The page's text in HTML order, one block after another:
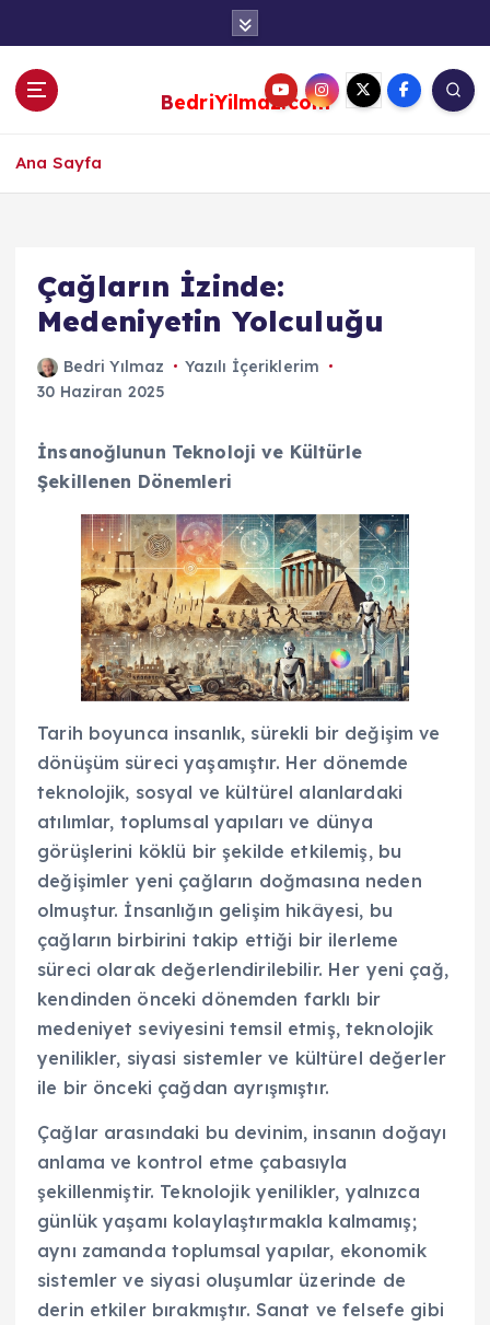
BedriYilmaz.com
Ana Sayfa
Çağların İzinde:
Medeniyetin Yolculuğu
Bedri Yılmaz
Yazılı İçeriklerim
30 Haziran 2025
İnsanoğlunun Teknoloji ve Kültürle
Şekillenen Dönemleri
Tarih boyunca insanlık, sürekli bir değişim ve
dönüşüm süreci yaşamıştır. Her dönemde
teknolojik, sosyal ve kültürel alanlardaki
atılımlar, toplumsal yapıları ve dünya
görüşlerini köklü bir şekilde etkilemiş, bu
değişimler yeni çağların doğmasına neden
olmuştur. İnsanlığın gelişim hikâyesi, bu
çağların birbirini takip ettiği bir ilerleme
süreci olarak değerlendirilebilir. Her yeni çağ,
kendinden önceki dönemden farklı bir
medeniyet seviyesini temsil etmiş, teknolojik
yenilikler, siyasi sistemler ve kültürel değerler
ile bir önceki çağdan ayrışmıştır.
Çağlar arasındaki bu devinim, insanın doğayı
anlama ve kontrol etme çabasıyla
şekillenmiştir. Teknolojik yenilikler, yalnızca
günlük yaşamı kolaylaştırmakla kalmamış;
aynı zamanda toplumsal yapılar, ekonomik
sistemler ve siyasi oluşumlar üzerinde de
derin etkiler bırakmıştır. Sanat ve felsefe gibi